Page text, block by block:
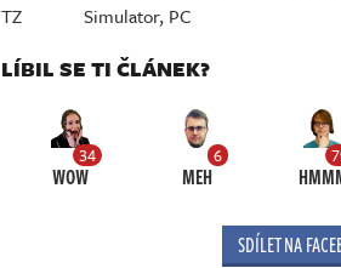
TZ
Simulator, PC
LÍBIL SE TI ČLÁNEK?
34
WOW
6
MEH
SDÍLET NA